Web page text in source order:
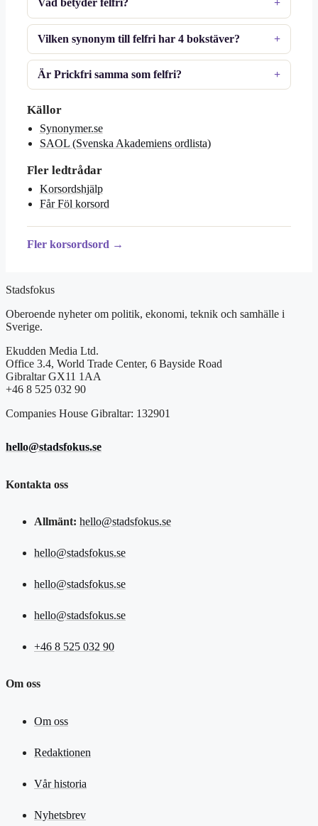
Vad betyder felfri?
Vilken synonym till felfri har 4 bokstäver?
Är Prickfri samma som felfri?
Källor
Synonymer.se
SAOL (Svenska Akademiens ordlista)
Fler ledtrådar
Korsordshjälp
Får Föl korsord
Fler korsordsord →
Stadsfokus
Oberoende nyheter om politik, ekonomi, teknik och samhälle i
Sverige.
Ekudden Media Ltd.
Office 3.4, World Trade Center, 6 Bayside Road
Gibraltar GX11 1AA
+46 8 525 032 90
Companies House Gibraltar: 132901
hello@stadsfokus.se
Kontakta oss
Allmänt: hello@stadsfokus.se
hello@stadsfokus.se
hello@stadsfokus.se
hello@stadsfokus.se
+46 8 525 032 90
Om oss
Om oss
Redaktionen
Vår historia
Nyhetsbrev